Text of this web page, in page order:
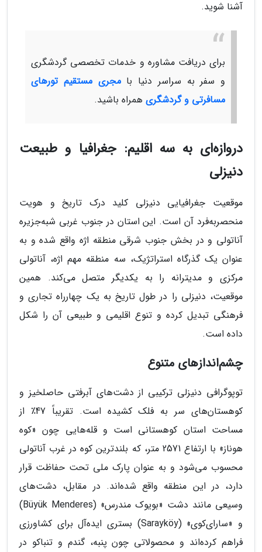
آشنا شوید.
برای دریافت مشاوره و خدمات تخصصی گردشگری
و سفر به سراسر دنیا بامجری مستقیم تورهای
مسافرتی و گردشگری همراه باشید.
دروازه‌ای به سه اقلیم: جغرافیا و طبیعت
دنیزلی
موقعیت جغرافیایی دنیزلی کلید درک تاریخ و هویت
منحصربه‌فرد آن است. این استان در جنوب غربی شبه‌جزیره
آناتولی و در بخش جنوب شرقی منطقه اژه واقع شده و به
عنوان یک گذرگاه استراتژیک، سه منطقه مهم اژه، آناتولی
مرکزی و مدیترانه را به یکدیگر متصل می‌کند. همین
موقعیت، دنیزلی را در طول تاریخ به یک چهارراه تجاری و
فرهنگی تبدیل کرده و تنوع اقلیمی و طبیعی آن را شکل
داده است.
چشم‌اندازهای متنوع
توپوگرافی دنیزلی ترکیبی از دشت‌های آبرفتی حاصلخیز و
کوهستان‌های سر به فلک کشیده است. تقریباً 47٪ از
مساحت استان کوهستانی است و قله‌هایی چون «کوه
هوناز» با ارتفاع 2571 متر، که بلندترین کوه در غرب آناتولی
محسوب می‌شود و به عنوان پارک ملی تحت حفاظت قرار
دارد، در این منطقه واقع شده‌اند. در مقابل، دشت‌های
وسیعی مانند دشت «بویوک مندرس» (Büyük Menderes)
و «سارای‌کوی» (Sarayköy) بستری ایده‌آل برای کشاورزی
فراهم کرده‌اند و محصولاتی چون پنبه، گندم و تنباکو در